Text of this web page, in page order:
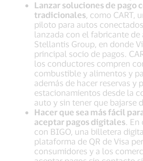
Lanzar soluciones de pago
tradicionales, como CART,
piloto para autos
lanzada con el fabricante
Stellantis Group, en donde
principal socio de pagos.
los conductores compren
combustible y alimentos y
además de hacer reservas y
estacionamientos desde la
auto y sin tener que bajarse
Hacer que sea más fácil
aceptar pagos digitales. En
con BIGO, una billetera
plataforma de QR de Visa
consumidores y a los